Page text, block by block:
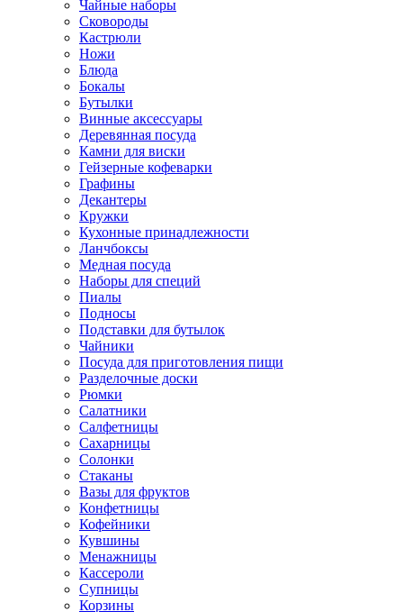
Чайные наборы
Сковороды
Кастрюли
Ножи
Блюда
Бокалы
Бутылки
Винные аксессуары
Деревянная посуда
Камни для виски
Гейзерные кофеварки
Графины
Декантеры
Кружки
Кухонные принадлежности
Ланчбоксы
Медная посуда
Наборы для специй
Пиалы
Подносы
Подставки для бутылок
Чайники
Посуда для приготовления пищи
Разделочные доски
Рюмки
Салатники
Салфетницы
Сахарницы
Солонки
Стаканы
Вазы для фруктов
Конфетницы
Кофейники
Кувшины
Менажницы
Кассероли
Супницы
Корзины